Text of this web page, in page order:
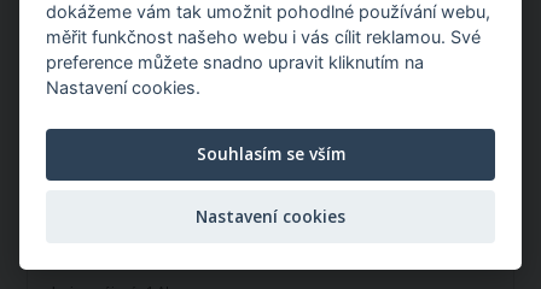
dokážeme vám tak umožnit pohodlné používání webu,
měřit funkčnost našeho webu i vás cílit reklamou. Své
preference můžete snadno upravit kliknutím na
Nastavení cookies.
Souhlasím se vším
Nastavení cookies